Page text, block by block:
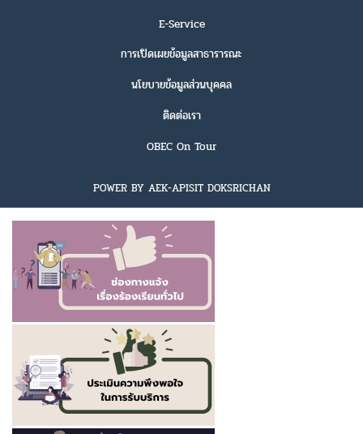
E-Service
การเปิดเผยข้อมูลสาธารารณะ
นโยบายข้อมูลส่วนบุคคล
ติดต่อเรา
OBEC On Tour
POWER BY AEK-APISIT DOKSRICHAN